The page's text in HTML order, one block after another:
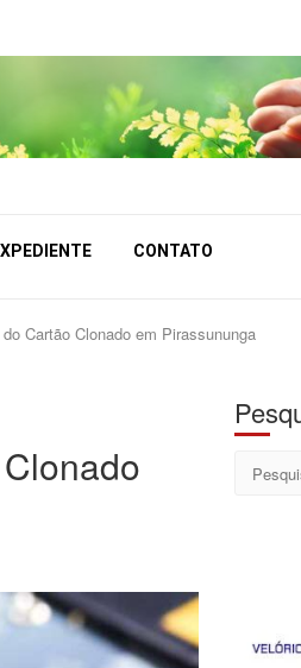
CONTATO
Cartão Clonado em Pirassununga